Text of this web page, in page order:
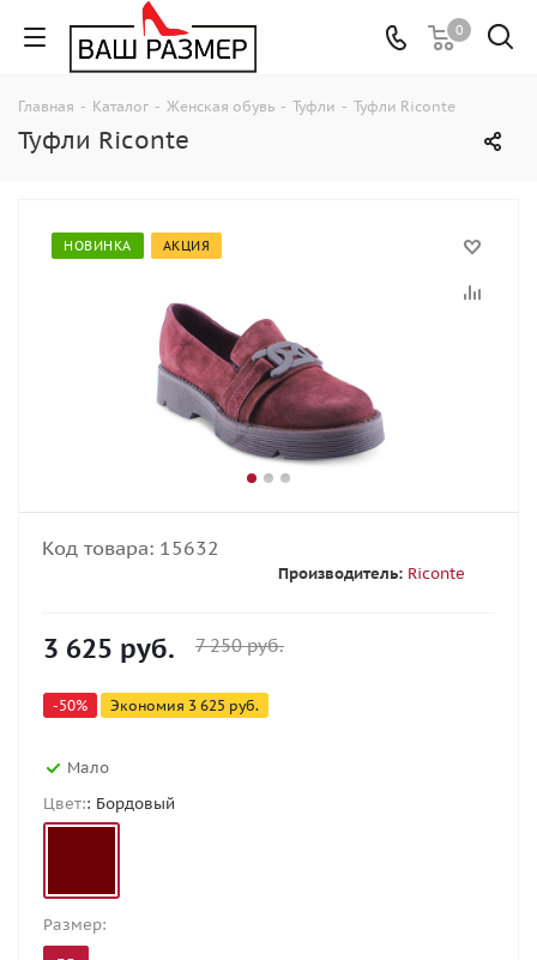
0
Главная - Каталог - Женская обувь - Туфли - Туфли Riconte
Туфли Riconte
НОВИНКА АКЦИЯ
Код товара: 15632
Производитель: Riconte
3 625 руб. 7 250руб.
-50% Экономия 3 625 руб.
Мало
Цвет:: Бордовый
Размер: